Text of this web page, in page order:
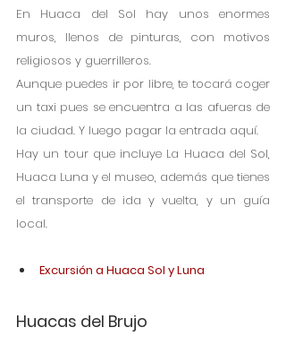
En Huaca del Sol hay unos enormes
muros, llenos de pinturas, con motivos
religiosos y guerrilleros.
Aunque puedes ir por libre, te tocará coger
un taxi pues se encuentra a las afueras de
la ciudad. Y luego pagar la entrada aquí.
Hay un tour que incluye La Huaca del Sol,
Huaca Luna y el museo, además que tienes
el transporte de ida y vuelta, y un guía
local.
Excursión a Huaca Sol y Luna
Huacas del Brujo